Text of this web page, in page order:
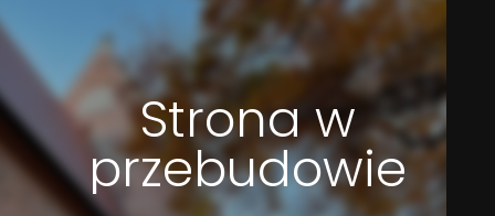
Strona w
przebudowie